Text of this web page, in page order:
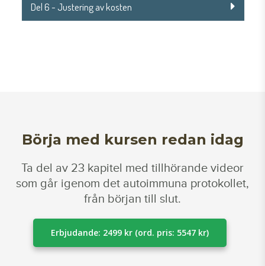
Del 6 - Justering av kosten
Börja med kursen redan idag
Ta del av 23 kapitel med tillhörande videor
som går igenom det autoimmuna protokollet,
från början till slut.
Erbjudande: 2499 kr (ord. pris: 5547 kr)